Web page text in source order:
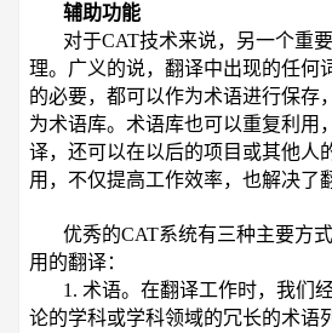
辅助功能
对于CAT技术来说，另一个重
理。广义的说，翻译中出现的任何
的必要，都可以作为术语进行保存
为术语库。 术语库也可以重复利用
译，还可以在以后的项目或其他人
用，不仅提高工作效率，也解决了
优秀的CAT系统有三种主要方
用的翻译：
1. 术语。在翻译工作时，我们
论的学科或学科领域的冗长的术语